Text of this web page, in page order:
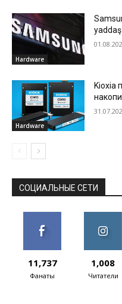
Hardware
yaddaş
davam
Hardware
Kioxia
СОЦИАЛЬНЫЕ СЕТИ
11,737
Фанаты
1,008
Читатели